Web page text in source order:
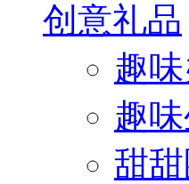
创意礼品
趣
趣
甜